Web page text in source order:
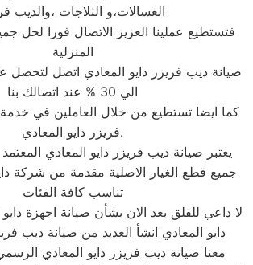
الغسالات،و الثلاجات ،والديب
فتستطيع عملينا العزيز الاتصال فورا لحل
المنزلية
صيانة ديب فريزر دايو المعادي اتصل
الي 30 % عند اتصالك بنا
كما ايضا تستطيع من خلال العاملين في
فريزر دايو المعادي.
يعتبر صيانة ديب فريزر دايو المعادي
جميع قطع الغيار الاصلية مقدمة من شركة
تناسب كافة الفئات
لا داعي للقلق بعد الان بشأن صيانة اجهزة
دايو المعادي انشأ العديد من صيانة ديب
معنا صيانة ديب فريزر دايو المعادي